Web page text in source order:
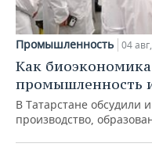
Промышленность 04
Как
промышленность
В Татарстане обсудили
производство,